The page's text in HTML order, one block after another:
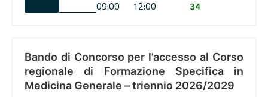
09:00
12:00
34
Bando di Concorso per l’accesso al Corso
regionale di Formazione Specifica in
Medicina Generale – triennio 2026/2029